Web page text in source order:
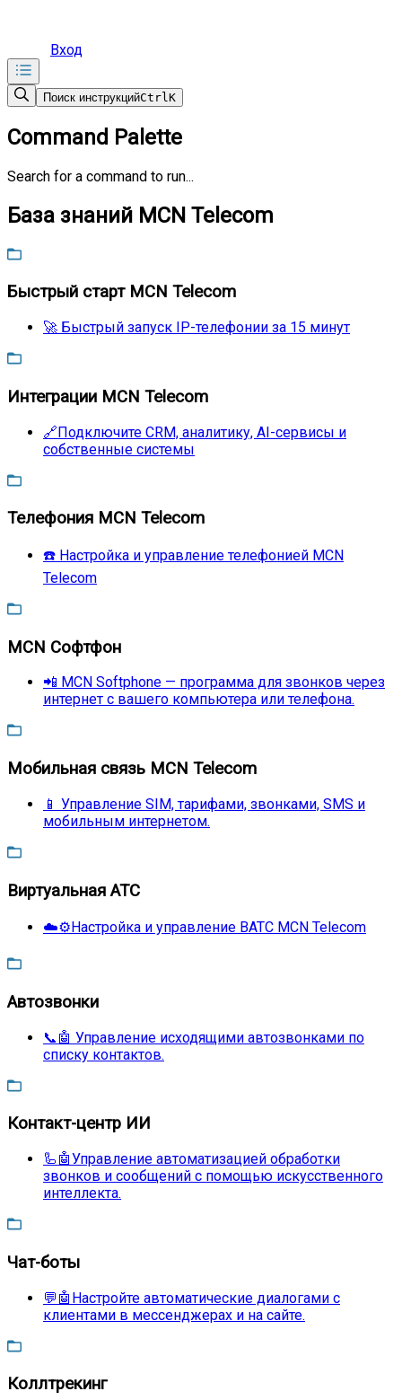
Вход
Поиск инструкцийCtrlK
Command Palette
Search for a command to run...
База знаний MCN Telecom
Быстрый старт MCN Telecom
🚀 Быстрый запуск IP-телефонии за 15 минут
Интеграции MCN Telecom
🔗Подключите CRM, аналитику, AI-сервисы и
собственные системы
Телефония MCN Telecom
☎️ Настройка и управление телефонией MCN
Telecom
MCN Софтфон
📲 MCN Softphone — программа для звонков через
интернет с вашего компьютера или телефона.
Мобильная связь MCN Telecom
📱 Управление SIM, тарифами, звонками, SMS и
мобильным интернетом.
Виртуальная АТС
☁️⚙️Настройка и управление ВАТС MCN Telecom
Автозвонки
📞🤖 Управление исходящими автозвонками по
списку контактов.
Контакт-центр ИИ
🦾🤖Управление автоматизацией обработки
звонков и сообщений с помощью искусственного
интеллекта.
Чат-боты
💬🤖Настройте автоматические диалогами с
клиентами в мессенджерах и на сайте.
Коллтрекинг